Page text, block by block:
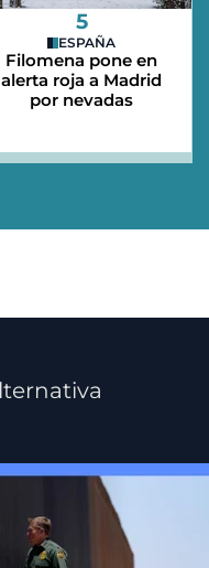
5
ESPAÑA
Filomena pone en
alerta roja a Madrid
por nevadas